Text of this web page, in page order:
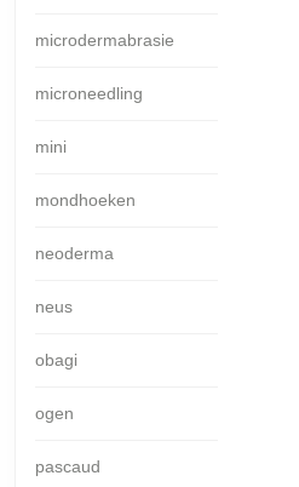
microdermabrasie
microneedling
mini
mondhoeken
neoderma
neus
obagi
ogen
pascaud